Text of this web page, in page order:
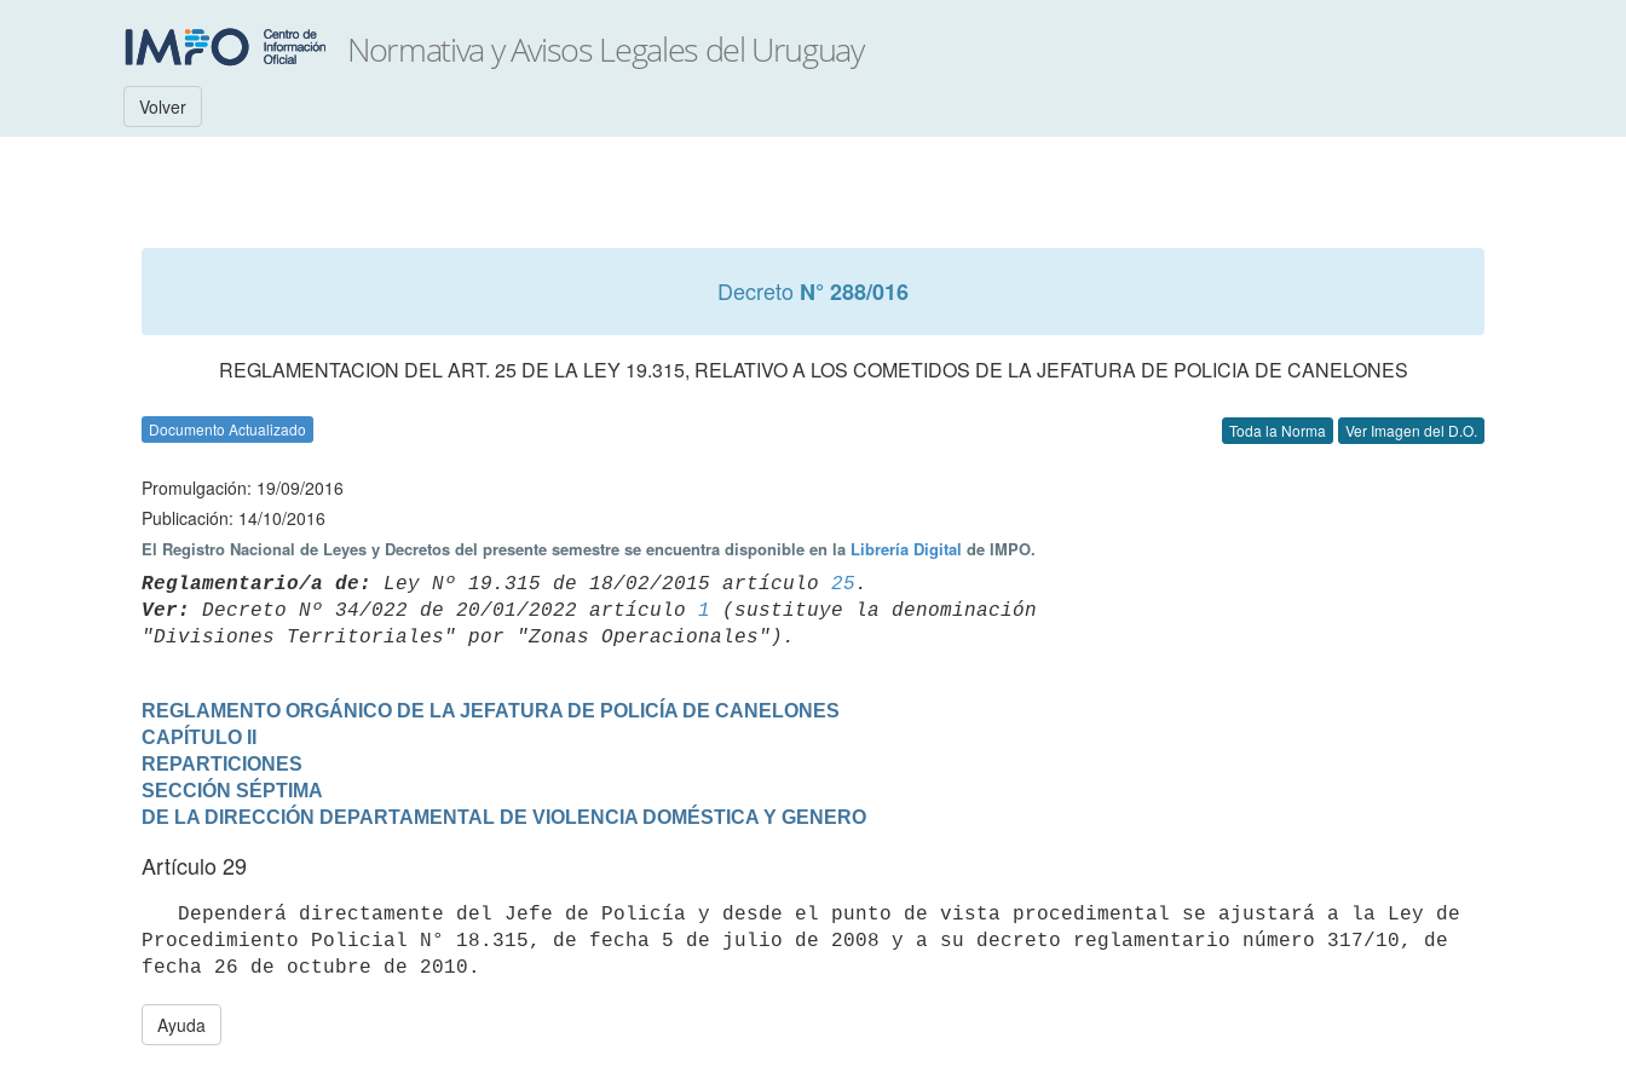
Volver
Decreto N° 288/016
REGLAMENTACION DEL ART. 25 DE LA LEY 19.315, RELATIVO A LOS COMETIDOS DE LA JEFATURA DE POLICIA DE CANELONES
Documento Actualizado Toda la Norma Ver Imagen del D.O.
Promulgación: 19/09/2016
Publicación: 14/10/2016
El Registro Nacional de Leyes y Decretos del presente semestre se encuentra disponible en la Librería Digital de IMPO.
Reglamentario/a de: Ley Nº 19.315 de 18/02/2015 artículo 25
Ver:
Decreto Nº 34/022 de 20/01/2022 artículo 1
(sustituye la denominación
REGLAMENTO ORGÁNICO DE LA JEFATURA DE POLICÍA DE CANELONES
CAPÍTULO II
REPARTICIONES
SECCIÓN SÉPTIMA
DE LA DIRECCIÓN DEPARTAMENTAL DE VIOLENCIA DOMÉSTICA Y GENERO
Artículo 29
Procedimiento Policial N° 18.315, de fecha 5 de julio de 2008 y a su decreto reglamentario número 317/10, de
Ayuda